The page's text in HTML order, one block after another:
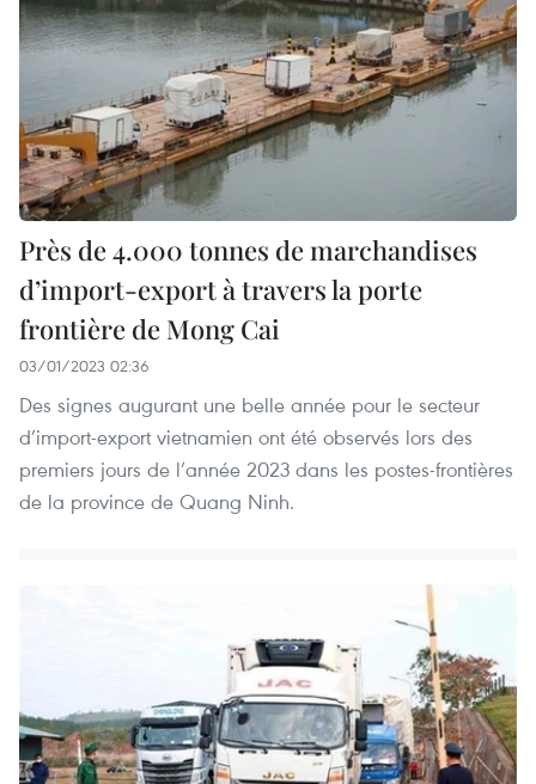
Près de 4.000 tonnes de marchandises
d’import-export à travers la porte
frontière de Mong Cai
03/01/2023 02:36
Des signes augurant une belle année pour le secteur
d’import-export vietnamien ont été observés lors des
premiers jours de l’année 2023 dans les postes-frontières
de la province de Quang Ninh.